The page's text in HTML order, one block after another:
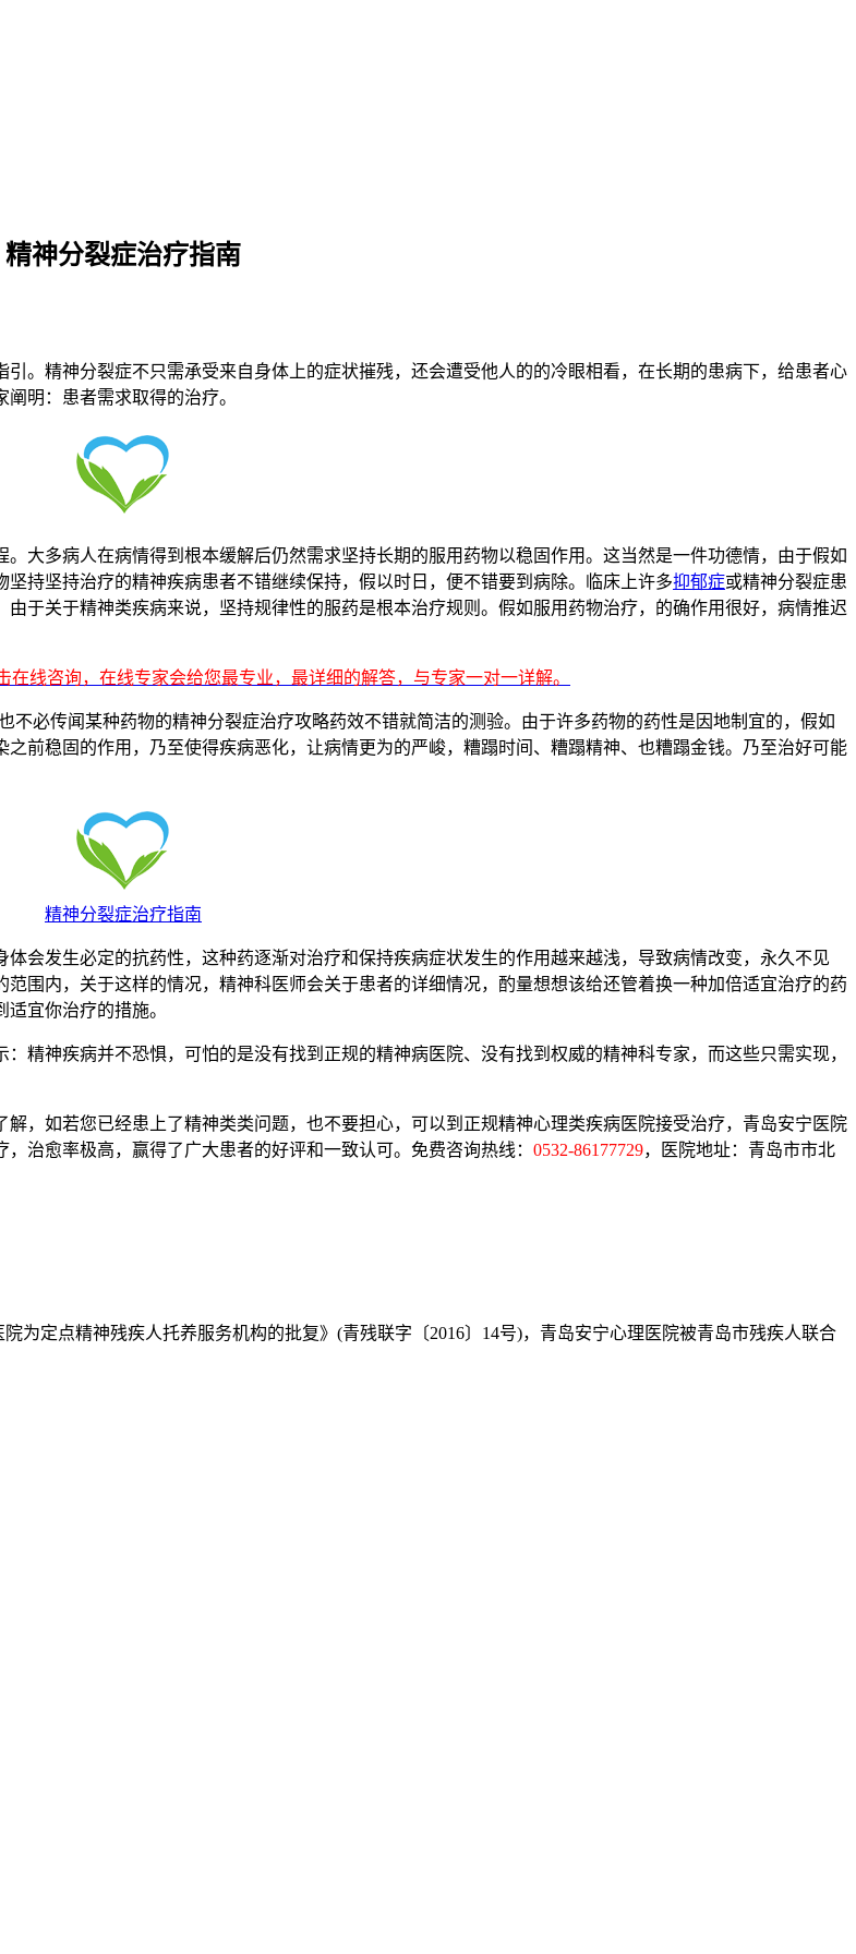
精神分裂症治疗指南
。精神分裂症不只需承受来自身体上的症状摧残，还会遭受他人的的冷眼相看，在长期的患病下，给患者心
明：患者需求取得的治疗。
多病人在病情得到根本缓解后仍然需求坚持长期的服用药物以稳固作用。这当然是一件功德情，由于假如
持坚持治疗的精神疾病患者不错继续保持，假以时日，便不错要到病除。临床上许多抑郁症或精神分裂症患
于关于精神类疾病来说，坚持规律性的服药是根本治疗规则。假如服用药物治疗，的确作用很好，病情推迟
线咨询，在线专家会给您最专业，最详细的解答，与专家一对一详解。
传闻某种药物的精神分裂症治疗攻略药效不错就简洁的测验。由于许多药物的药性是因地制宜的，假如
前稳固的作用，乃至使得疾病恶化，让病情更为的严峻，糟蹋时间、糟蹋精神、也糟蹋金钱。乃至治好可能
精神分裂症治疗指南
发生必定的抗药性，这种药逐渐对治疗和保持疾病症状发生的作用越来越浅，导致病情改变，永久不见
围内，关于这样的情况，精神科医师会关于患者的详细情况，酌量想想该给还管着换一种加倍适宜治疗的药
宜你治疗的措施。
神疾病并不恐惧，可怕的是没有找到正规的精神病医院、没有找到权威的精神科专家，而这些只需实现，
如若您已经患上了精神类类问题，也不要担心，可以到正规精神心理类疾病医院接受治疗，青岛安宁医院
治愈率极高，赢得了广大患者的好评和一致认可。免费咨询热线： 0532-86177729，医院地址：青岛市市北
为定点精神残疾人托养服务机构的批复》(青残联字〔2016〕14号)，青岛安宁心理医院被青岛市残疾人联合